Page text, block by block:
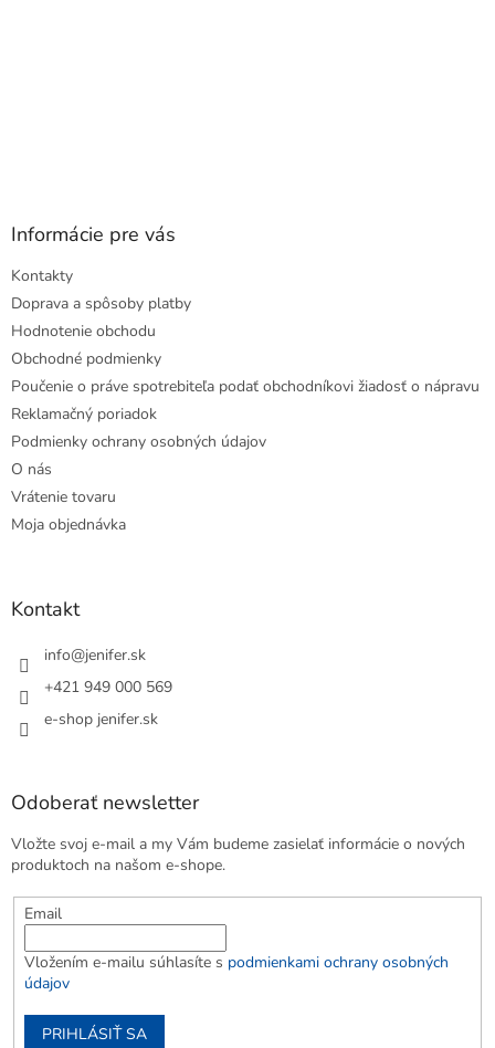
Informácie pre vás
Kontakty
Doprava a spôsoby platby
Hodnotenie obchodu
Obchodné podmienky
Poučenie o práve spotrebiteľa podať obchodníkovi žiadosť o nápravu
Reklamačný poriadok
Podmienky ochrany osobných údajov
O nás
Vrátenie tovaru
Moja objednávka
Kontakt
info@jenifer.sk
+421 949 000 569
e-shop jenifer.sk
Odoberať newsletter
Vložte svoj e-mail a my Vám budeme zasielať informácie o nových
produktoch na našom e-shope.
Email
Vložením e-mailu súhlasíte s podmienkami ochrany osobných
údajov
PRIHLÁSIŤ SA